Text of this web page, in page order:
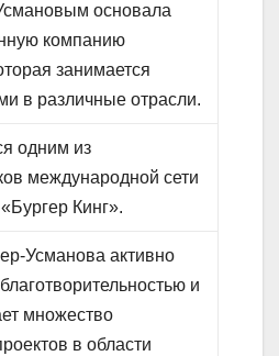
основала
компанию
занимается
в различные отрасли.
одним из
международной сети
Кинг».
Усманова активно
и
множество
в области